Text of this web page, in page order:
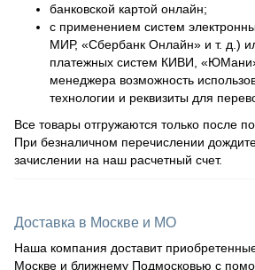
банковской картой онлайн;
с применением систем
МИР, «Сбербанк Онлайн» и т. д.)
платежных систем КИВИ,
менеджера возможность
технологии и реквизиты для
Все товары отгружаются только после
При безналичном перечислении
зачислении на наш расчетный счет.
Доставка в Москве и МО
Наша компания доставит
Москве и ближнему Подмосковью с